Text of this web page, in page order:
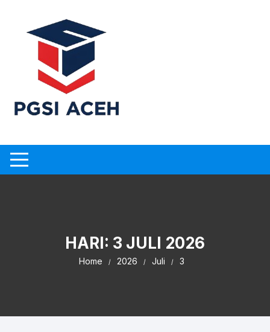
content
HARI: 3 JULI 2026
Home 2026 Juli 3